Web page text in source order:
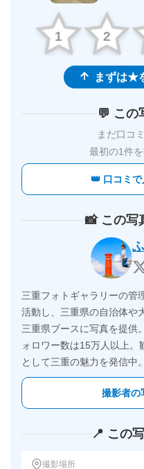
1 2
まずは★
💬 この
まだ口コ
最初の1件
👑 口コミ
📸 この写
三重フォトギャラリーの管
活動し、三重県の自治体や
三重県ブースに写真を提供。
ォロワー数は15万人以上。
として三重の魅力を発信中。
撮影者の
📍 この
撮影場所